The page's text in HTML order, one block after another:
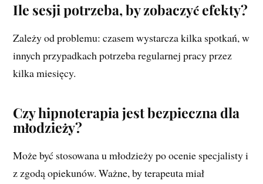
Ile sesji potrzeba, by zobaczyć efekty?
Zależy od problemu: czasem wystarcza kilka spotkań, w
innych przypadkach potrzeba regularnej pracy przez
kilka miesięcy.
Czy hipnoterapia jest bezpieczna dla
młodzieży?
Może być stosowana u młodzieży po ocenie specjalisty i
z zgodą opiekunów. Ważne, by terapeuta miał